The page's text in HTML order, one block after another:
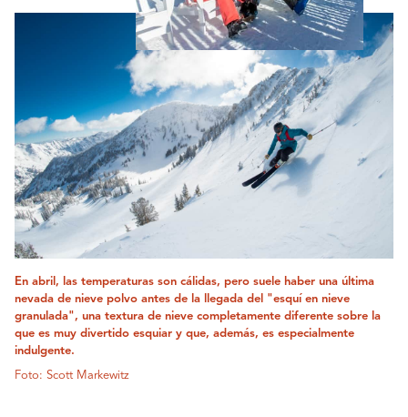
En abril, las temperaturas son cálidas, pero suele haber una última
nevada de nieve polvo antes de la llegada del "esquí en nieve
granulada", una textura de nieve completamente diferente sobre la
que es muy divertido esquiar y que, además, es especialmente
indulgente.
Foto: Scott Markewitz